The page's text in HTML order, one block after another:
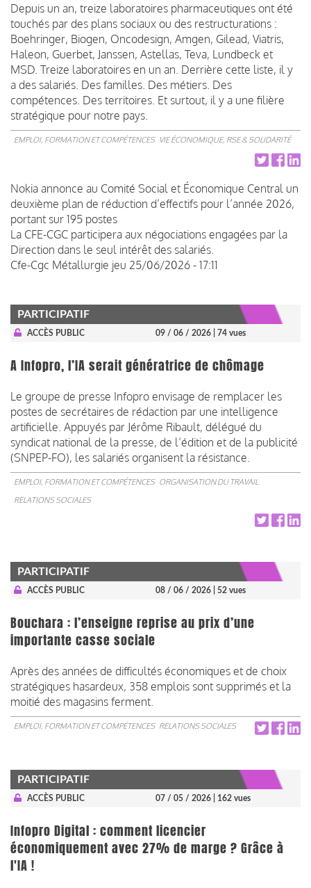
Depuis un an, treize laboratoires pharmaceutiques ont été
touchés par des plans sociaux ou des restructurations :
Boehringer, Biogen, Oncodesign, Amgen, Gilead, Viatris,
Haleon, Guerbet, Janssen, Astellas, Teva, Lundbeck et
MSD. Treize laboratoires en un an. Derrière cette liste, il y
a des salariés. Des familles. Des métiers. Des
compétences. Des territoires. Et surtout, il y a une filière
stratégique pour notre pays.
EMPLOI, FORMATION ET COMPÉTENCES VIE ÉCONOMIQUE, RSE & SOLIDARITÉ
Nokia annonce au Comité Social et Économique Central un
deuxième plan de réduction d’effectifs pour l’année 2026,
portant sur 195 postes
La CFE-CGC participera aux négociations engagées par la
Direction dans le seul intérêt des salariés.
Cfe-Cgc Métallurgie jeu 25/06/2026 - 17:11
PARTICIPATIF
ACCÈS PUBLIC 09 / 06 / 2026 | 74 vues
A Infopro, l’IA serait génératrice de chômage
Le groupe de presse Infopro envisage de remplacer les
postes de secrétaires de rédaction par une intelligence
artificielle. Appuyés par Jérôme Ribault, délégué du
syndicat national de la presse, de l’édition et de la publicité
(SNPEP-FO), les salariés organisent la résistance.
EMPLOI, FORMATION ET COMPÉTENCES ORGANISATION DU TRAVAIL
RELATIONS SOCIALES
PARTICIPATIF
ACCÈS PUBLIC 08 / 06 / 2026 | 52 vues
Bouchara : l’enseigne reprise au prix d’une
importante casse sociale
Après des années de difficultés économiques et de choix
stratégiques hasardeux, 358 emplois sont supprimés et la
moitié des magasins ferment.
EMPLOI, FORMATION ET COMPÉTENCES RELATIONS SOCIALES
PARTICIPATIF
ACCÈS PUBLIC 07 / 05 / 2026 | 162 vues
Infopro Digital : comment licencier
économiquement avec 27% de marge ? Grâce à
l'IA !